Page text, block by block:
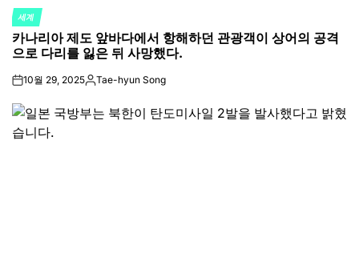
POSTED
IN
세계
카나리아 제도 앞바다에서 항해하던 관광객이 상어의 공격
으로 다리를 잃은 뒤 사망했다.
on10월 29, 2025Posted
Tae-hyun Song